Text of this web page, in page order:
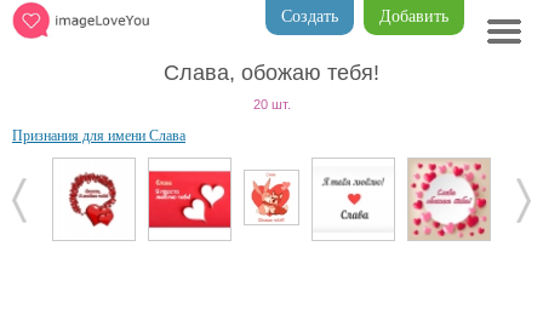
Добавить
Создать
Слава, обожаю тебя!
20 шт.
Признания для имени Слава